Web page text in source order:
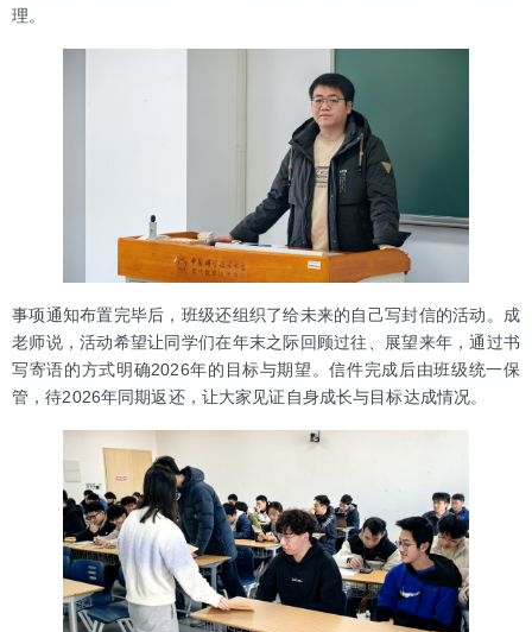
理。
事项通知布置完毕后，班级还组织了给未来的自己写封信的活动。成
老师说，活动希望让同学们在年末之际回顾过往、展望来年，通过书
写寄语的方式明确2026年的目标与期望。信件完成后由班级统一保
管，待2026年同期返还，让大家见证自身成长与目标达成情况。